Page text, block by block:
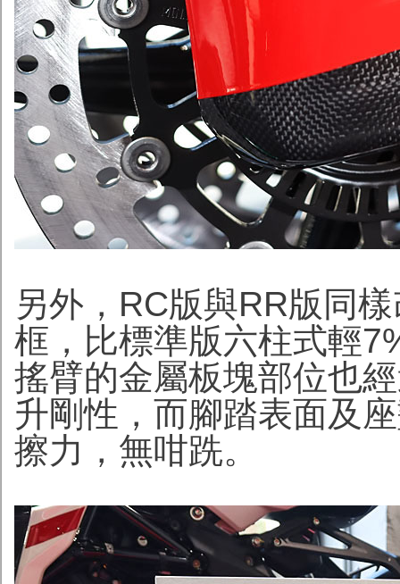
另外，RC版與RR版同
框，比標準版六柱式輕
搖臂的金屬板塊部位也
升剛性，而腳踏表面及
擦力，無咁跣。